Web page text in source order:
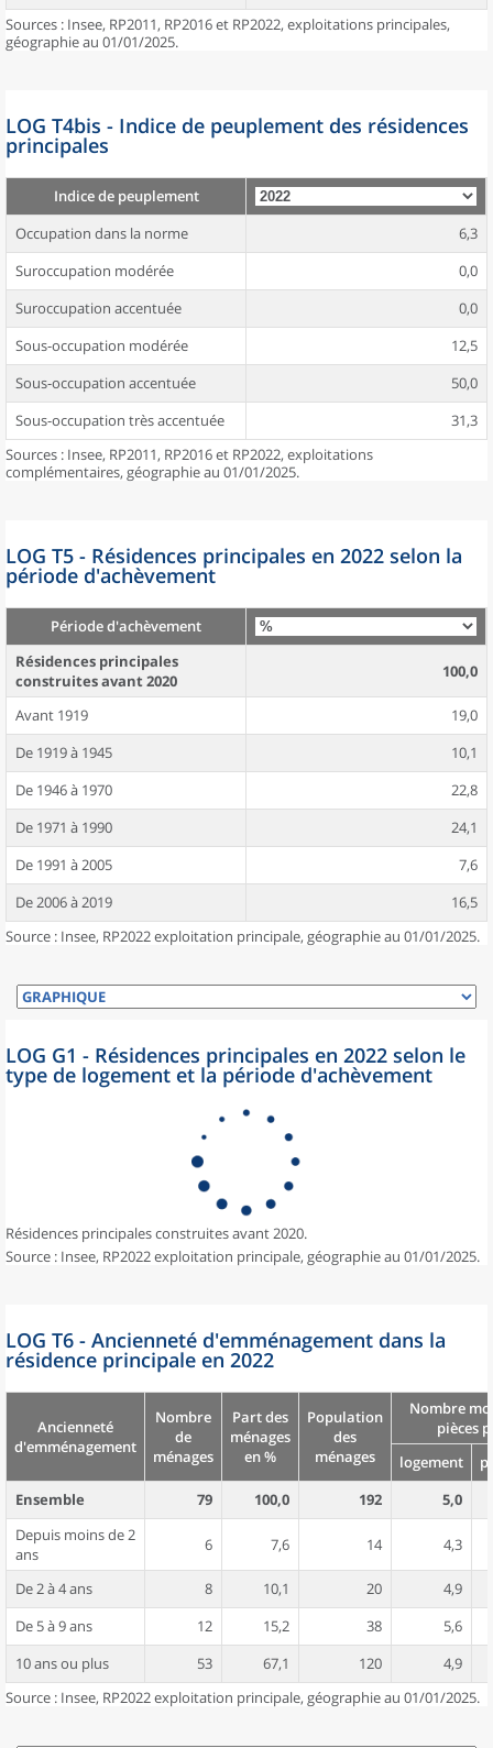
Sources : Insee, RP2011, RP2016 et RP2022, exploitations principales,
géographie au 01/01/2025.
LOG T4bis - Indice de peuplement des résidences
principales
Indice de peuplement
Occupation dans la norme
6,3
Suroccupation modérée
0,0
Suroccupation accentuée
0,0
Sous-occupation modérée
12,5
Sous-occupation accentuée
50,0
Sous-occupation très accentuée
31,3
Sources : Insee, RP2011, RP2016 et RP2022, exploitations
complémentaires, géographie au 01/01/2025.
LOG T5 - Résidences principales en 2022 selon la
période d'achèvement
Période d'achèvement
Résidences principales
construites avant 2020
100,0
Avant 1919
19,0
De 1919 à 1945
10,1
De 1946 à 1970
22,8
De 1971 à 1990
24,1
De 1991 à 2005
7,6
De 2006 à 2019
16,5
Source : Insee, RP2022 exploitation principale, géographie au 01/01/2025.
LOG G1 - Résidences principales en 2022 selon le
type de logement et la période d'achèvement
Résidences principales construites avant 2020.
Source : Insee, RP2022 exploitation principale, géographie au 01/01/2025.
LOG T6 - Ancienneté d'emménagement dans la
résidence principale en 2022
Ancienneté
d'emménagement
Nombre
de
ménages
Part des
ménages
en %
Population
des
ménages
Nombre
pièces
logement
Ensemble
79 100,0 192
5,0
Depuis moins de 2
ans
6 7,6 14 4,3
De 2 à 4 ans 8 10,1 20
4,9
De 5 à 9 ans
12 15,2 38
5,6
10 ans ou plus
53 67,1 120
4,9
Source : Insee, RP2022 exploitation principale, géographie au 01/01/2025.